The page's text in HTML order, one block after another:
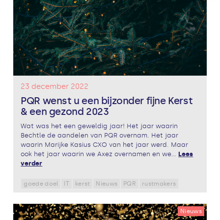
23 december 2022
PQR wenst u een bijzonder fijne Kerst
& een gezond 2023
Wat was het een geweldig jaar! Het jaar waarin
Bechtle de aandelen van PQR overnam. Het jaar
waarin Marijke Kasius CXO van het jaar werd. Maar
ook het jaar waarin we Axez overnamen en we... Lees
verder
goede doel IT kerst Nieuws PQR rustmakers
Nieuws